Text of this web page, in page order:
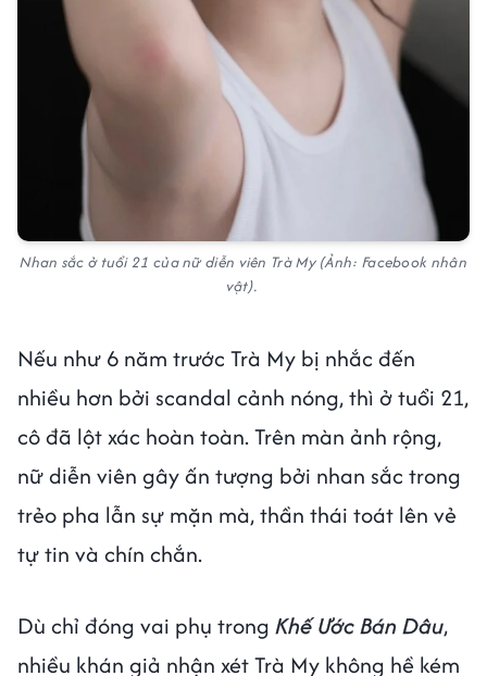
Nhan sắc ở tuổi 21 của nữ diễn viên Trà My (Ảnh: Facebook nhân
vật).
Nếu như 6 năm trước Trà My bị nhắc đến
nhiều hơn bởi scandal cảnh nóng, thì ở tuổi 21,
cô đã lột xác hoàn toàn. Trên màn ảnh rộng,
nữ diễn viên gây ấn tượng bởi nhan sắc trong
trẻo pha lẫn sự mặn mà, thần thái toát lên vẻ
tự tin và chín chắn.
Dù chỉ đóng vai phụ trong Khế Ước Bán Dâu,
nhiều khán giả nhận xét Trà My không hề kém